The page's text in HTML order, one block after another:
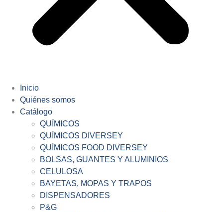
Inicio
Quiénes somos
Catálogo
QUÍMICOS
QUÍMICOS DIVERSEY
QUÍMICOS FOOD DIVERSEY
BOLSAS, GUANTES Y ALUMINIOS
CELULOSA
BAYETAS, MOPAS Y TRAPOS
DISPENSADORES
P&G